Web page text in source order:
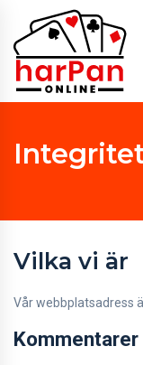
Vilka vi är
Vår webbplatsadress
Kommentarer